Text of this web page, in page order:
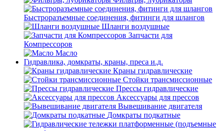
Быстроразъемные соединения, фитинги для шлангов
Шланги воздушные
Запчасти для
Компрессоров
Масло
Гидравлика, домкраты, краны, преса и.д.
Краны гидравлические
Стойки трансмиссионные
Прессы гидравлические
Аксессуары для прессов
Вывешивание двигателя
Домкраты подкатные